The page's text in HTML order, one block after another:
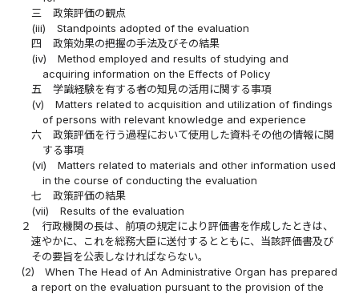
三
政策評価の観点
(iii)
Standpoints adopted of the evaluation
四
政策効果の把握の手法及びその結果
(iv)
Method employed and results of studying and
acquiring information on the Effects of Policy
五
学識経験を有する者の知見の活用に関する事項
(v)
Matters related to acquisition and utilization of findings
of persons with relevant knowledge and experience
六
政策評価を行う過程において使用した資料その他の情報に関
する事項
(vi)
Matters related to materials and other information used
in the course of conducting the evaluation
七
政策評価の結果
(vii)
Results of the evaluation
２
行政機関の長は、前項の規定により評価書を作成したときは、
速やかに、これを総務大臣に送付するとともに、当該評価書及び
その要旨を公表しなければならない。
(2)
When The Head of An Administrative Organ has prepared
a report on the evaluation pursuant to the provision of the